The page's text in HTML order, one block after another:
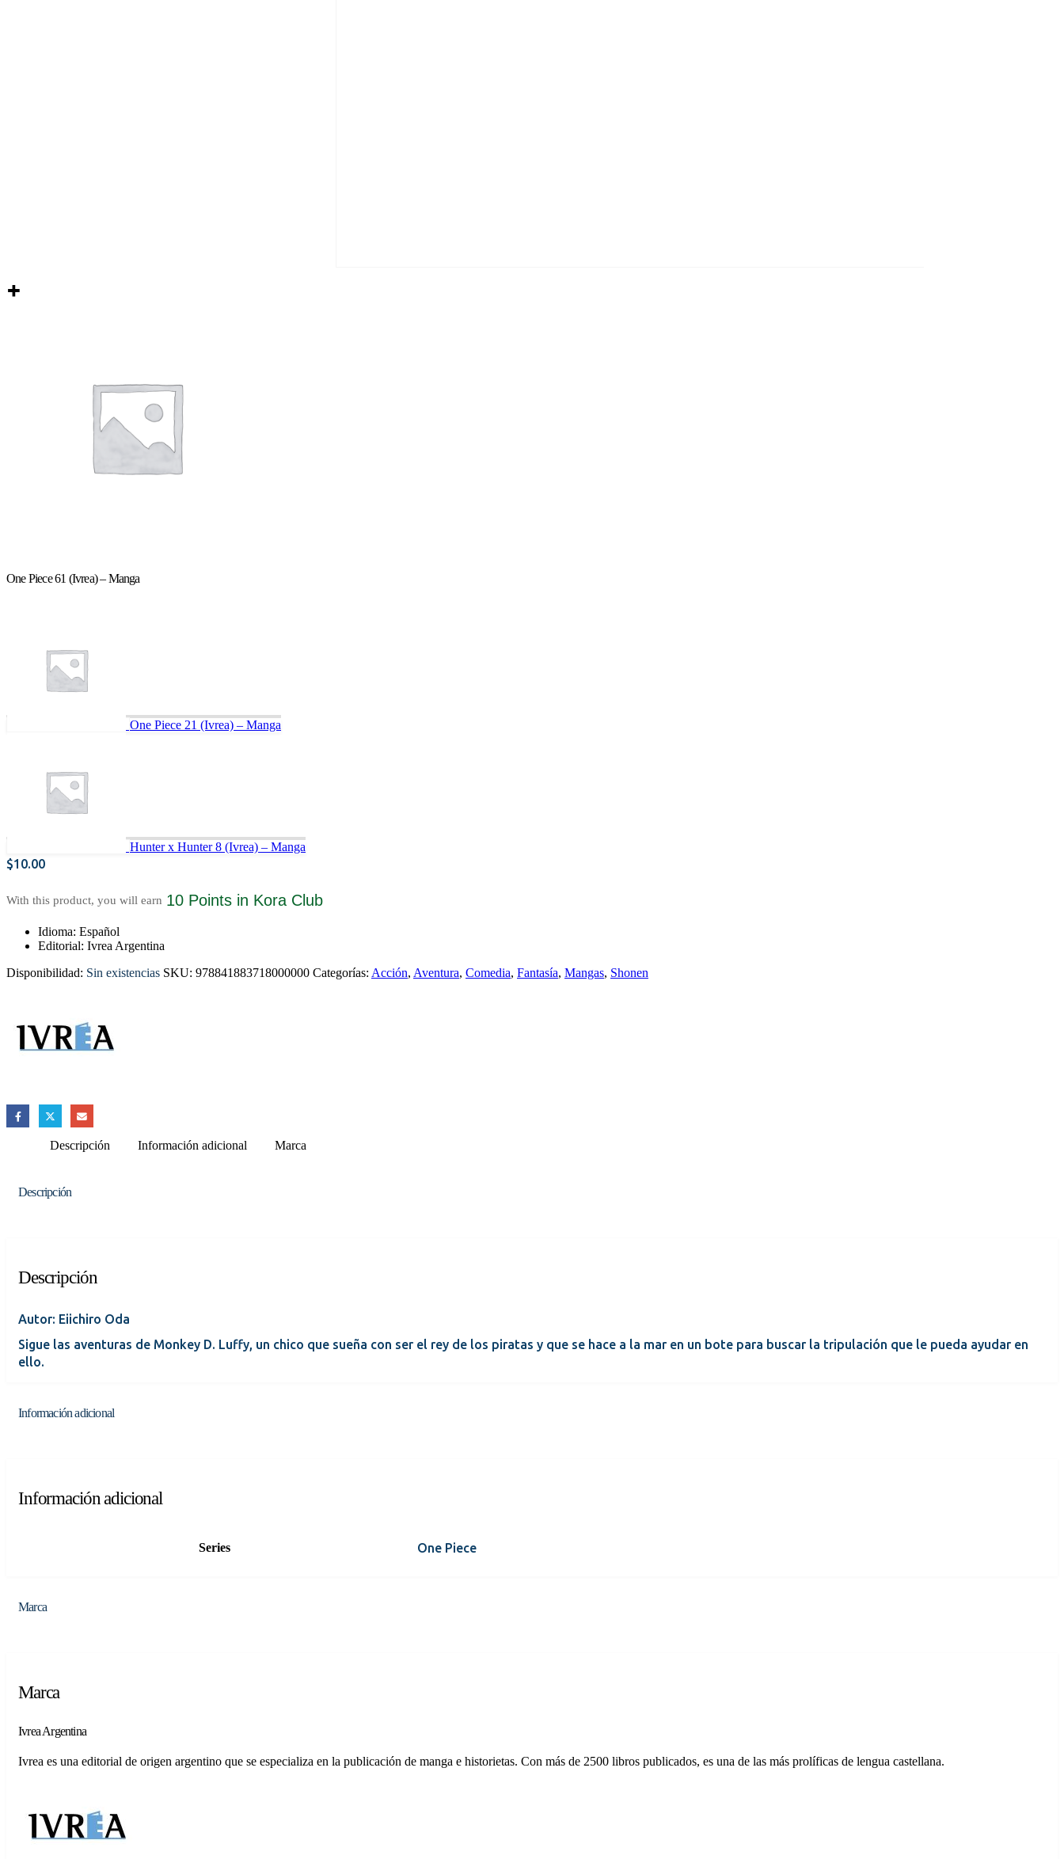
One Piece 61 (Ivrea) – Manga
One Piece 21 (Ivrea) – Manga
Hunter x Hunter 8 (Ivrea) – Manga
$10.00
With this product, you will earn 10 Points in Kora Club
Idioma: Español
Editorial: Ivrea Argentina
Disponibilidad: Sin existencias SKU: 978841883718000000 Categorías: Acción, Aventura, Comedia, Fantasía, Mangas, Shonen
Descripción Información adicional Marca
Descripción
Descripción
Autor: Eiichiro Oda
Sigue las aventuras de Monkey D. Luffy, un chico que sueña con ser el rey de los piratas y que se hace a la mar en un bote para buscar la tripulación que le pueda ayudar en
ello.
Información adicional
Información adicional
Series One Piece
Marca
Marca
Ivrea Argentina
Ivrea es una editorial de origen argentino que se especializa en la publicación de manga e historietas. Con más de 2500 libros publicados, es una de las más prolíficas de lengua castellana.